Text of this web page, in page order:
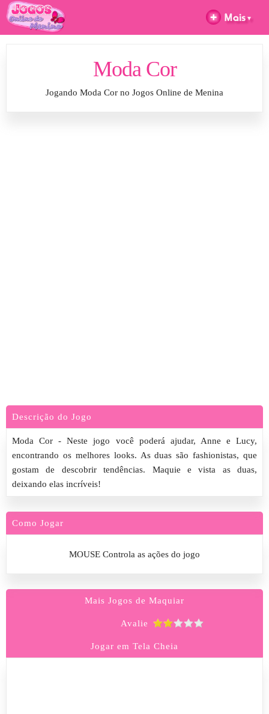
Moda Cor
Jogando Moda Cor no Jogos Online de Menina
Descrição do Jogo
Moda Cor - Neste jogo você poderá ajudar, Anne e Lucy,
encontrando os melhores looks. As duas são fashionistas, que
gostam de descobrir tendências. Maquie e vista as duas,
deixando elas incríveis!
Como Jogar
MOUSE Controla as ações do jogo
Mais Jogos de Maquiar
Avalie
Jogar em Tela Cheia